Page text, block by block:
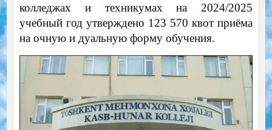
колледжах и техникумах на 2024/2025
учебный год утверждено 123 570 квот приёма
на очную и дуальную форму обучения.